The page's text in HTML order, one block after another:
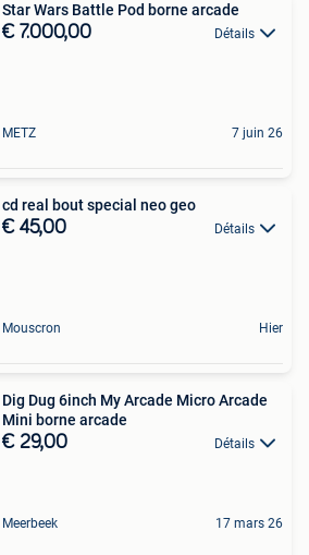
Star Wars Battle Pod borne arcade
€ 7.000,00 Détails
METZ 7 juin 26
cd real bout special neo geo
€ 45,00 Détails
Mouscron Hier
Dig Dug 6inch My Arcade Micro Arcade
Mini borne arcade
€ 29,00 Détails
Meerbeek 17 mars 26